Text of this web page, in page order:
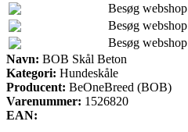
Besøg webshop
Besøg webshop
Besøg webshop
Navn: BOB Skål Beton
Kategori: Hundeskåle
Producent: BeOneBreed (BOB)
Varenummer: 1526820
EAN: